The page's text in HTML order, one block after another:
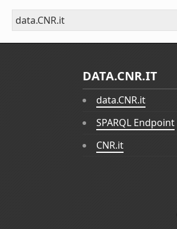
data.CNR.it
DATA.CNR.IT
data.CNR.it
SPARQL Endpoint
CNR.it